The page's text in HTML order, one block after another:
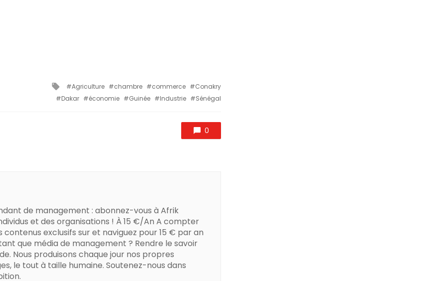
Tagged
with
Agriculture chambre commerce
Conakry
Dakar
économie Guinée Industrie Sénégal
0
de management : abonnez-vous à Afrik
et des organisations ! À 15 €/An A compter
exclusifs sur et naviguez pour 15 € par an
que média de management ? Rendre le savoir
Nous produisons chaque jour nos propres
le tout à taille humaine. Soutenez-nous dans